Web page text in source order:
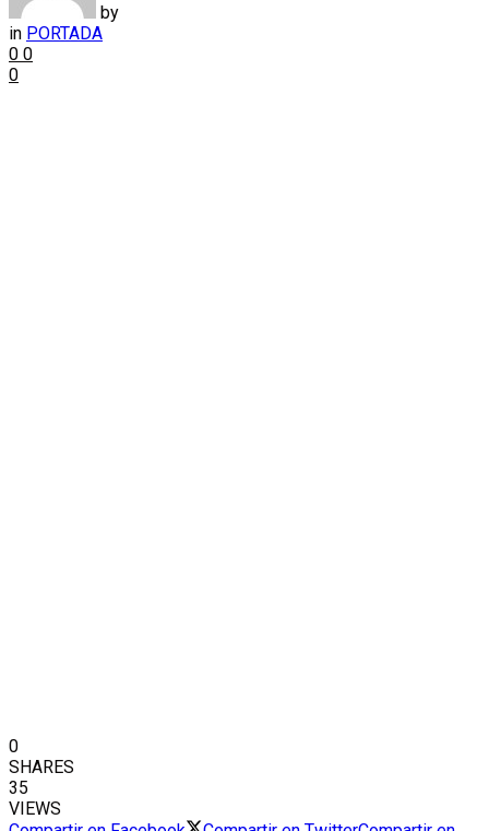
by
in PORTADA
0 0
0
0
SHARES
35
VIEWS